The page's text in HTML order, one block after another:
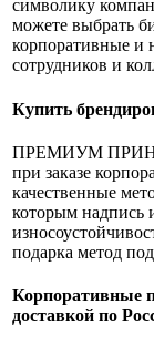
символику
можете выбрать
корпоративные и
сотрудников и
Купить
ПРЕМИУМ ПРИНТ
при заказе
качественные
которым надпись
подарка метод
Корпоративные
доставкой по